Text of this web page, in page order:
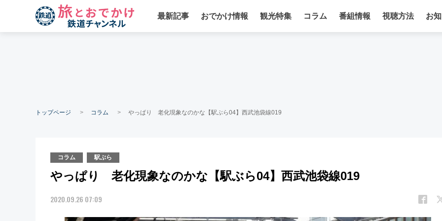
最新記事 おでかけ情報 観光特集 コラム 番組情報 視聴方法 お
トップページ コラム やっぱり 老化現象なのかな【駅ぶら04】西武池袋線019
コラム 駅ぶら
やっぱり 老化現象なのかな【駅ぶら04】西武池袋線019
2020.09.26 07:09